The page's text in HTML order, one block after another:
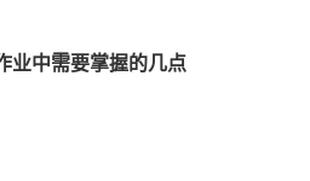
业中需要掌握的几点